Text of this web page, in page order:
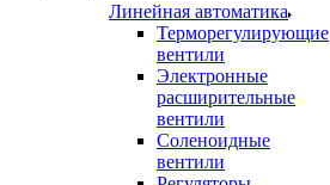
Линейная автоматика
Терморегулирующие
вентили
Электронные
расширительные
вентили
Соленоидные
вентили